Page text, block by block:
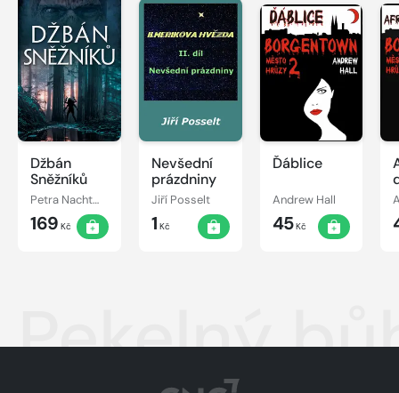
Džbán
Sněžníků
Petra Nachtmanová
169 Kč
Nevšední
prázdniny
Jiří Posselt
1 Kč
Ďáblice
Andrew Hall
45Kč
Pekelný